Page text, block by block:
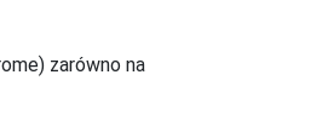
zarówno na